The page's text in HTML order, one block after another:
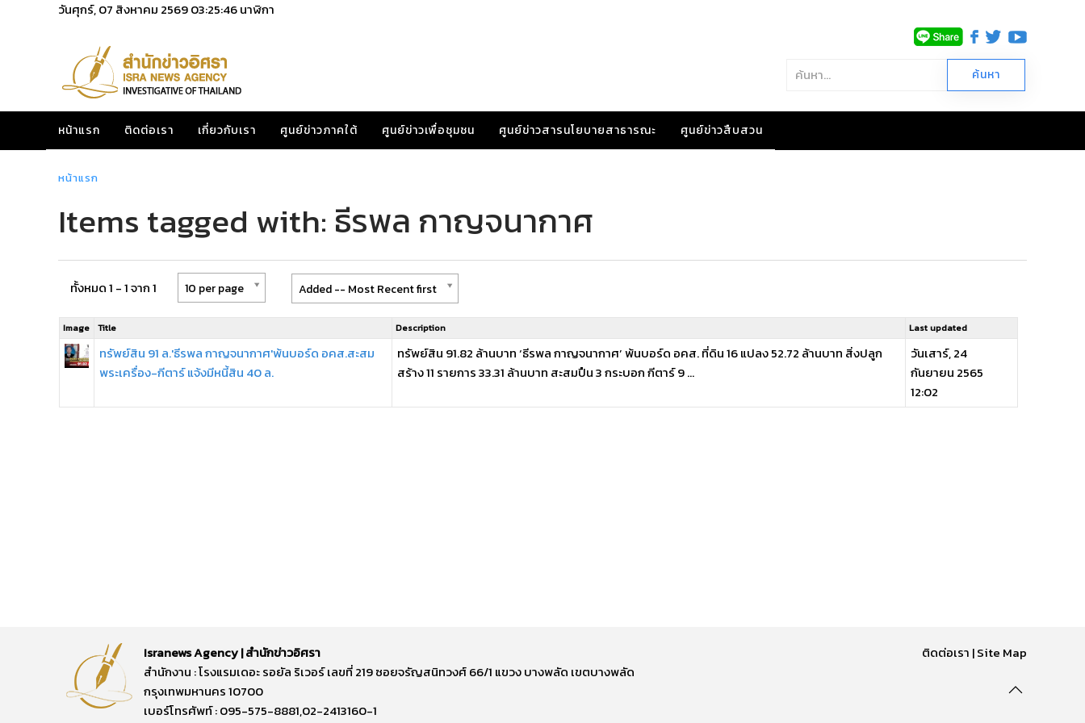
วันศุกร์, 07 สิงหาคม 256903:25:46นาฬิกา
หน้าแรก ติดต่อเรา เกี่ยวกับเรา ศูนย์ข่าวภาคใต้ ศูนย์ข่าวเพื่อชุมชน ศูนย์ข่าวสารนโยบายสาธารณะ ศูนย์ข่าวสืบสวน
หน้าแรก
Items tagged with: ธีรพล กาญจนากาศ
ทั้งหมด 1 - 1 จาก 1 10 per page Added -- Most Recent first
Image Title Description Last updated
ทรัพย์สิน 91 ล.'ธีรพล กาญจนากาศ'พ้นบอร์ด อคส.สะสม
พระเครื่อง-กีตาร์ แจ้งมีหนี้สิน 40 ล.
ทรัพย์สิน 91.82 ล้านบาท ‘ธีรพล กาญจนากาศ’ พ้นบอร์ด อคส. ที่ดิน 16 แปลง 52.72 ล้านบาท สิ่งปลูก
สร้าง 11 รายการ 33.31 ล้านบาท สะสมปืน 3 กระบอก กีตาร์ 9 ...
วันเสาร์, 24
กันยายน 2565
12:02
Isranews Agency | สำนักข่าวอิศรา
สำนักงาน : โรงแรมเดอะ รอยัล ริเวอร์ เลขที่ 219 ซอยจรัญสนิทวงศ์ 66/1 แขวง บางพลัด เขตบางพลัด
กรุงเทพมหานคร 10700
เบอร์โทรศัพท์ : 095-575-8881,02-2413160-1
ติดต่อเรา |Site Map